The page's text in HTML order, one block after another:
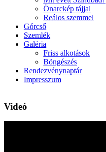
Önarckép tájjal
Reálos szemmel
Górcső
Szemlék
Galéria
Friss alkotások
Böngészés
Rendezvénynaptár
Impresszum
Videó